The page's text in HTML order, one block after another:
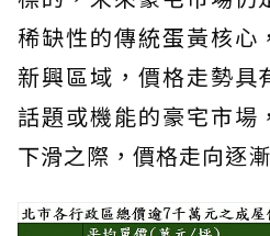
稀缺性的傳統蛋黃核心
新興區域，價格走勢具
話題或機能的豪宅市場
下滑之際，價格走向逐